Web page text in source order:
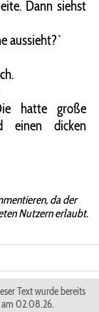
Dann siehst
aussieht?`
hatte große
einen dicken
da der
Nutzern erlaubt.
Text wurde bereits
am 02.08.26.